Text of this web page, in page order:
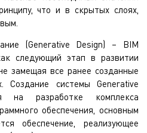
что и в скрытых слоях,
(Generative Design) – BIM
следующий этап в развитии
замещая все ранее созданные
Создание системы Generative
на разработке комплекса
обеспечения, основным
обеспечение, реализующее